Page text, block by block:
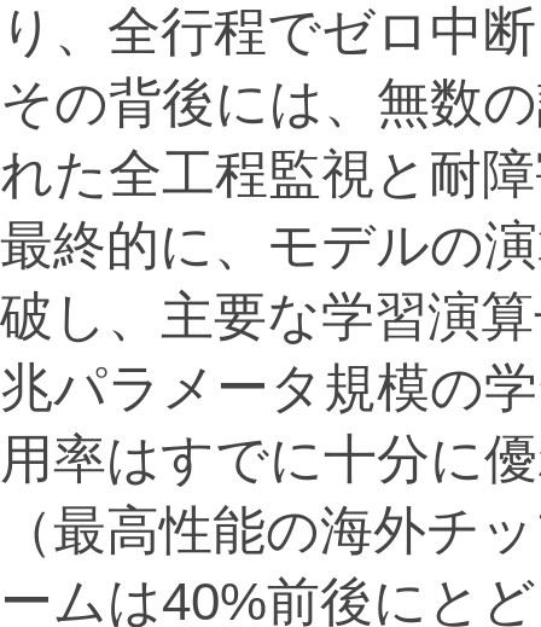
り、全行程でゼロ中
その背後には、無数
れた全工程監視と耐
最終的に、モデルの
破し、主要な学習演
兆パラメータ規模の
用率はすでに十分に
（最高性能の海外チ
ームは40%前後にと